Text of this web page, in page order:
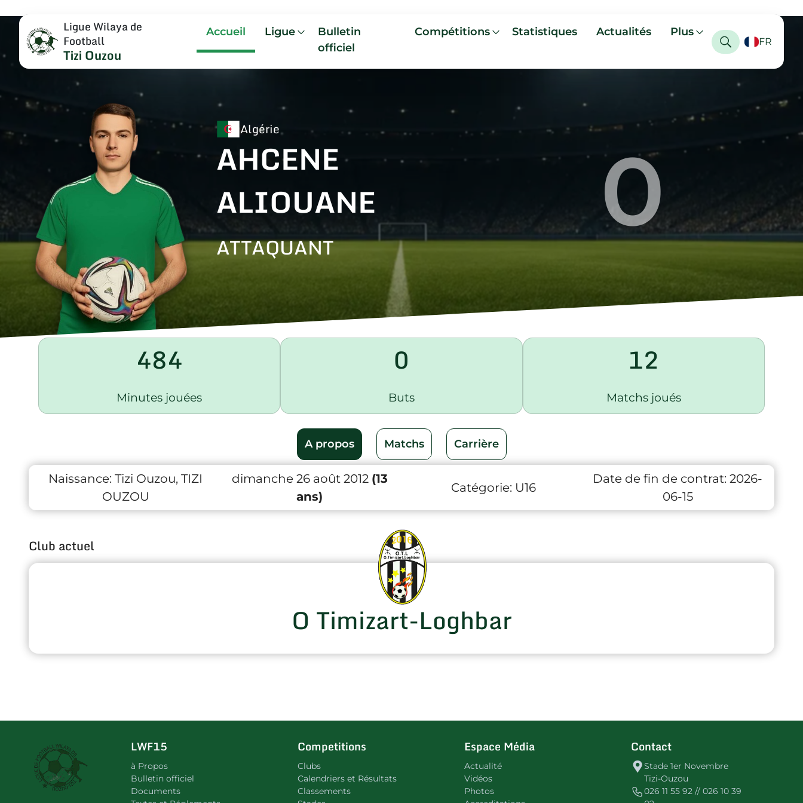
Ligue Wilaya de
Football
Tizi Ouzou
Accueil Ligue
Bulletin
officiel
Compétitions Statistiques Actualités Plus
FR
Algérie
AHCENE
ALIOUANE
ATTAQUANT 0
484
Minutes jouées
0
Buts
12
Matchs joués
A propos Matchs Carrière
Naissance: Tizi Ouzou, TIZI
OUZOU
dimanche 26 août 2012 (13
ans)
Catégorie: U16
Date de fin de contrat: 2026-
06-15
Club actuel
O Timizart-Loghbar
LWF15
à Propos
Bulletin officiel
Documents
Competitions
Clubs
Calendriers et Résultats
Classements
Espace Média
Actualité
Vidéos
Photos
Contact
Stade 1er Novembre
Tizi-Ouzou
026 11 55 92 // 026 10 39